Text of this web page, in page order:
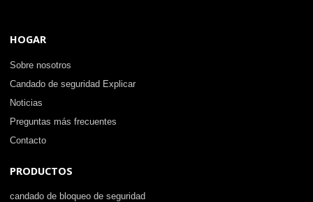
HOGAR
Sobre nosotros
Candado de seguridad Explicar
Noticias
Preguntas más frecuentes
Contacto
PRODUCTOS
candado de bloqueo de seguridad